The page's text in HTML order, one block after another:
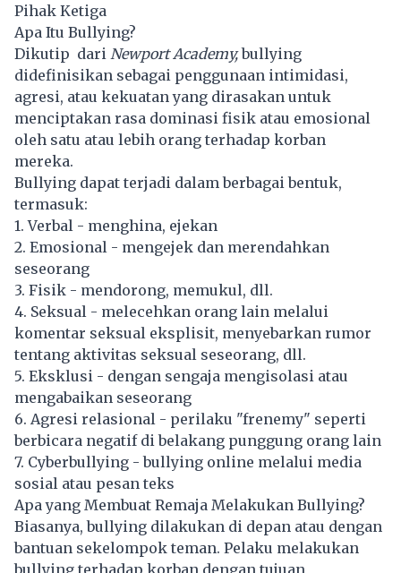
Pihak Ketiga
Apa Itu Bullying?
Dikutip dari Newport Academy,bullying
didefinisikan sebagai penggunaan intimidasi,
agresi, atau kekuatan yang dirasakan untuk
menciptakan rasa dominasi fisik atau emosional
oleh satu atau lebih orang terhadap korban
mereka.
Bullying dapat terjadi dalam berbagai bentuk,
termasuk:
1. Verbal - menghina, ejekan
2. Emosional - mengejek dan merendahkan
seseorang
3. Fisik - mendorong, memukul, dll.
4. Seksual - melecehkan orang lain melalui
komentar seksual eksplisit, menyebarkan rumor
tentang aktivitas seksual seseorang, dll.
5. Eksklusi - dengan sengaja mengisolasi atau
mengabaikan seseorang
6. Agresi relasional - perilaku "frenemy" seperti
berbicara negatif di belakang punggung orang lain
7. Cyberbullying - bullying online melalui media
sosial atau pesan teks
Apa yang Membuat Remaja Melakukan Bullying?
Biasanya, bullying dilakukan di depan atau dengan
bantuan sekelompok teman. Pelaku melakukan